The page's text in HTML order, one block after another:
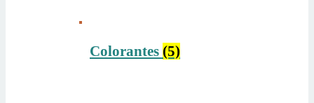
Colorantes (5)